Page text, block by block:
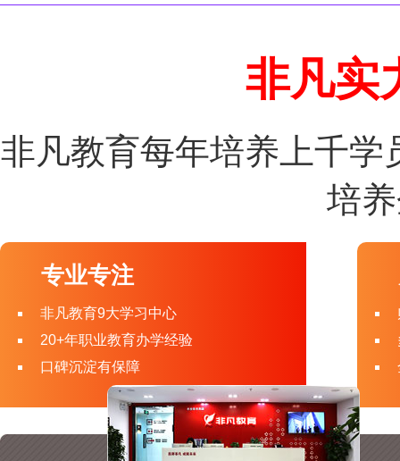
非凡实
非凡教育每年培养上千
培
专业专注
非凡教育9大学习中心
20+年职业教育办学经验
口碑沉淀有保障